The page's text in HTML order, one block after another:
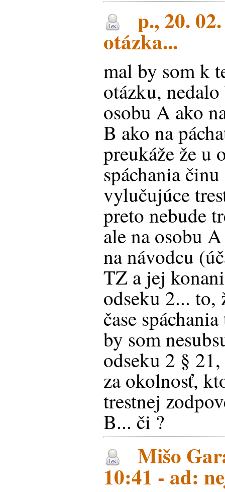
p., 20.
otázka...
mal by som k
otázku, nedalo
osobu A ako
B ako na
preukáže že u
spáchania
vylučujúce
preto nebude
ale na osobu
na návodcu
TZ a jej
odseku 2... to,
čase
by som
odseku 2 §
za okolnosť,
trestnej
B... či ?
Mišo
10:41 - ad: